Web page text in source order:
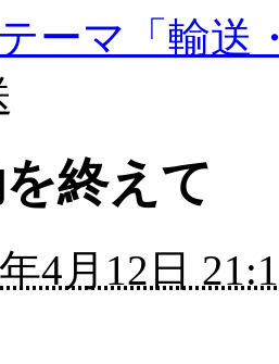
ーマ「輸送
終えて
4月12日